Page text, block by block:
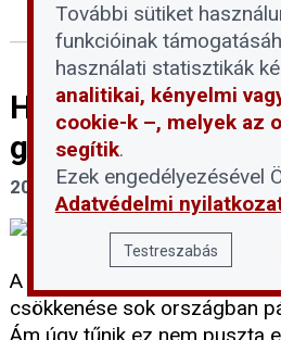
Ha drága a lakás,
gyerek?
2026. április 16.
A lakásárak emelkedése és
csökkenése sok országban
További sütiket
funkcióinak
használati statisztikák
analitikai, kényelmi
cookie-k –, melyek az
segítik.
Ezek engedélyezésével
Adatvédelmi
Testreszabás